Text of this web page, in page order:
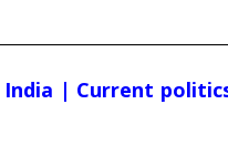
| Current